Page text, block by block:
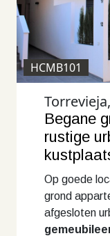
HCMB101
Begane
rustige
Op goede
grond
afgesloten